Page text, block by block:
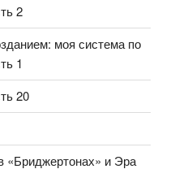
2
моя система по
1
20
«Бриджертонах» и Эра